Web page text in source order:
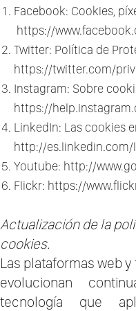
Facebook: Cookies,
https://
Twitter: Política de
https://twitter.com/
Instagram: Sobre
https://
LinkedIn: Las cookies
http://
Youtube: http://
Flickr: https://
Actualización de la
cookies.
Las plataformas web
evolucionan
tecnología que